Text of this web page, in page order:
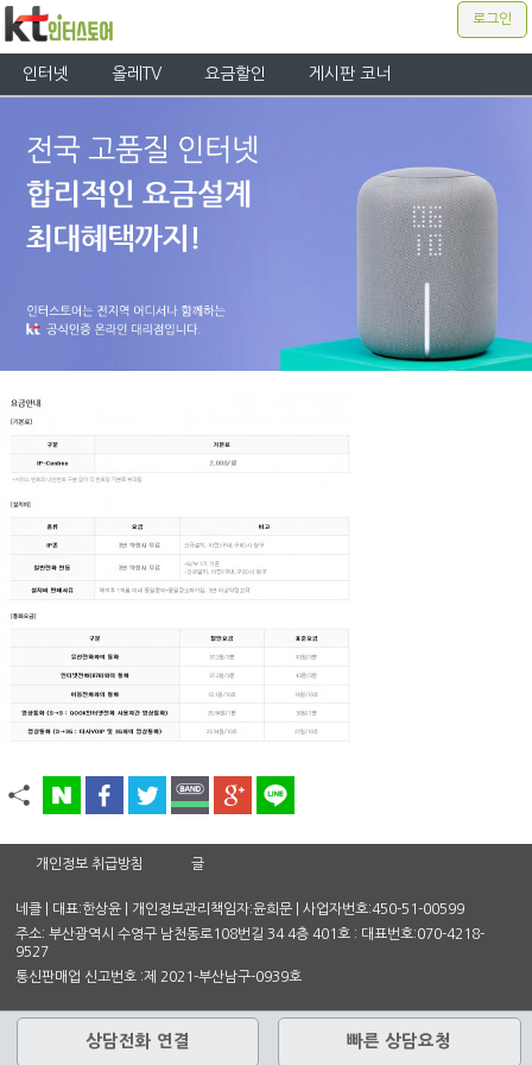
로그인
인터넷 올레TV 요금할인 게시판 코너
개인정보 취급방침 글
네클 | 대표:한상윤 | 개인정보관리책임자:윤희문 | 사업자번호:450-51-00599
주소: 부산광역시 수영구 남천동로108번길 34 4층 401호 : 대표번호:070-4218-
9527
통신판매업 신고번호 :제 2021-부산남구-0939호
상담전화 연결 빠른 상담요청